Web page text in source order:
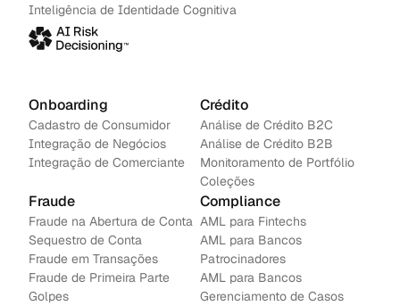
Inteligência de Identidade Cognitiva
Onboarding
Cadastro de Consumidor
Integração de Negócios
Integração de Comerciante
Crédito
Análise de Crédito B2C
Análise de Crédito B2B
Monitoramento de Portfólio
Coleções
Fraude
Fraude na Abertura de Conta
Sequestro de Conta
Fraude em Transações
Fraude de Primeira Parte
Golpes
Compliance
AML para Fintechs
AML para Bancos
Patrocinadores
AML para Bancos
Gerenciamento de Casos